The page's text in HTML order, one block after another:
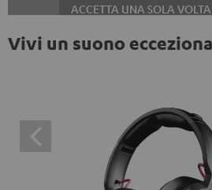
ACCETTA UNA SOLA
Mostrare sempre i contenuti esterni?
semplice clic. Facendo clic sul
acconsente alla visualizzazione
Ciò significa che i dati personali
trasmessi a piattaforme di terzi.
Vivi un suono